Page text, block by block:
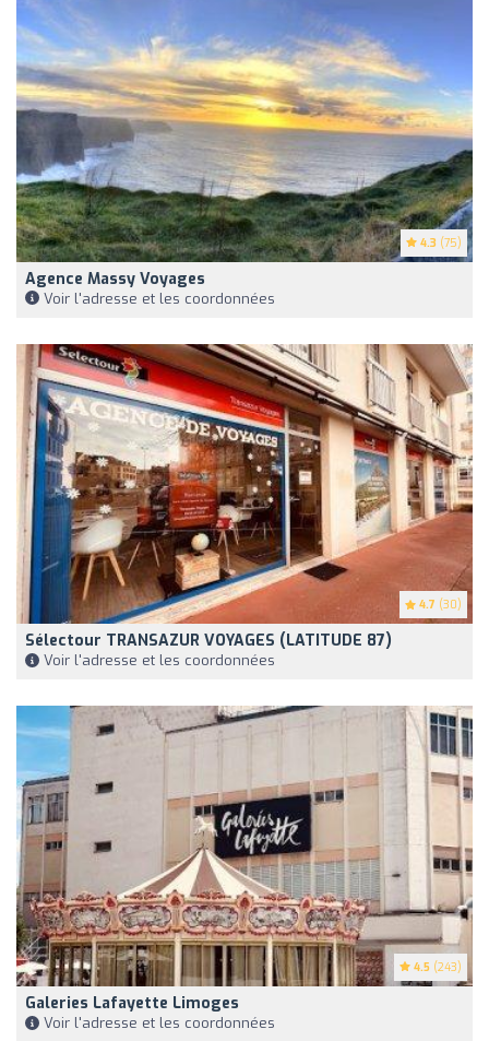
4.3 (75)
Agence Massy Voyages
Voir l'adresse et les coordonnées
4.7 (30)
Sélectour TRANSAZUR VOYAGES (LATITUDE 87)
Voir l'adresse et les coordonnées
4.5 (243)
Galeries Lafayette Limoges
Voir l'adresse et les coordonnées